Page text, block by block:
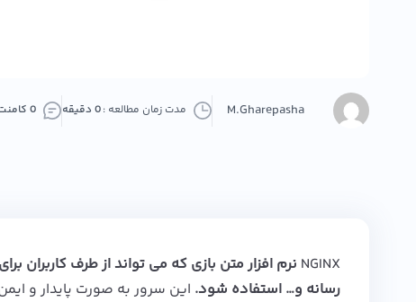
M.Gharepasha مدت زمان مطالعه :0 دقیقه 0 کامنت
NGINX نرم افزار متن بازی که می تواند از طرف
رسانه و… استفاده شود. این سرور به صورت پایدار و